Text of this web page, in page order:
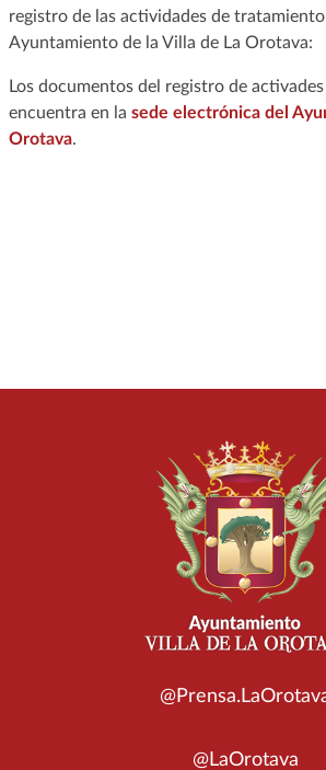
registro de las actividades de
Ayuntamiento de la Villa de La Orotava:
Los documentos del registro de
encuentra en la sede electrónica del
Orotava.
@LaOrotava